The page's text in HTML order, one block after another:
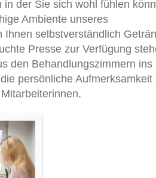
in der Sie sich wohl fühlen
Ambiente unseres
Ihnen selbstverständlich
Presse zur Verfügung
den Behandlungszimmern ins
persönliche Aufmerksamkeit